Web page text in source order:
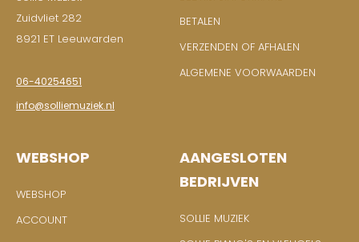
Zuidvliet 282
8921 ET Leeuwarden
06-40254651
info@solliemuziek.nl
BETALEN
VERZENDEN OF AFHALEN
ALGEMENE VOORWAARDEN
WEBSHOP
WEBSHOP
ACCOUNT
AANGESLOTEN
BEDRIJVEN
SOLLIE MUZIEK